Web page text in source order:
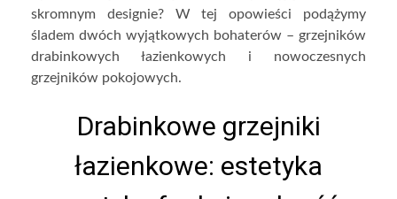
skromnym designie? W tej opowieści podążymy
śladem dwóch wyjątkowych bohaterów – grzejników
drabinkowych łazienkowych i nowoczesnych
grzejników pokojowych.
Drabinkowe grzejniki
łazienkowe: estetyka